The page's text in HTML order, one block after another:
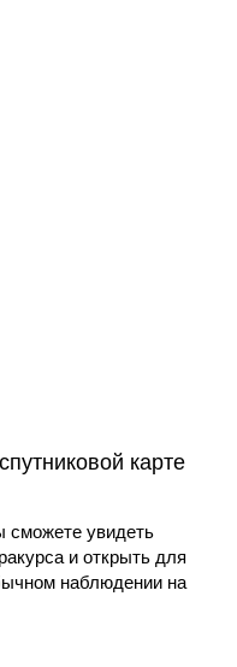
карте
сможете увидеть
и открыть для
наблюдении на